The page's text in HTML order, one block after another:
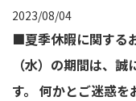
2023/08/04
■夏季休暇に関する
（水）の期間は、
す。 何かとご迷惑